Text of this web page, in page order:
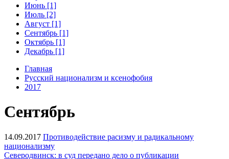
Июнь [1]
Июль [2]
Август [1]
Сентябрь [1]
Октябрь [1]
Декабрь [1]
Главная
Русский национализм и ксенофобия
2017
Сентябрь
14.09.2017 Противодействие расизму и радикальному
национализму
Северодвинск: в суд передано дело о публикации